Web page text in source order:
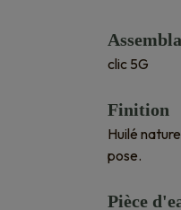
clic 5G
Finition
Huilé
pose.
Pièce